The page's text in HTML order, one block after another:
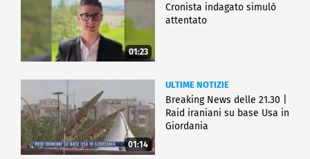
01:23
Cronista indagato simulò
attentato
01:14
ULTIME NOTIZIE
Breaking News delle 21.30 |
Raid iraniani su base Usa in
Giordania